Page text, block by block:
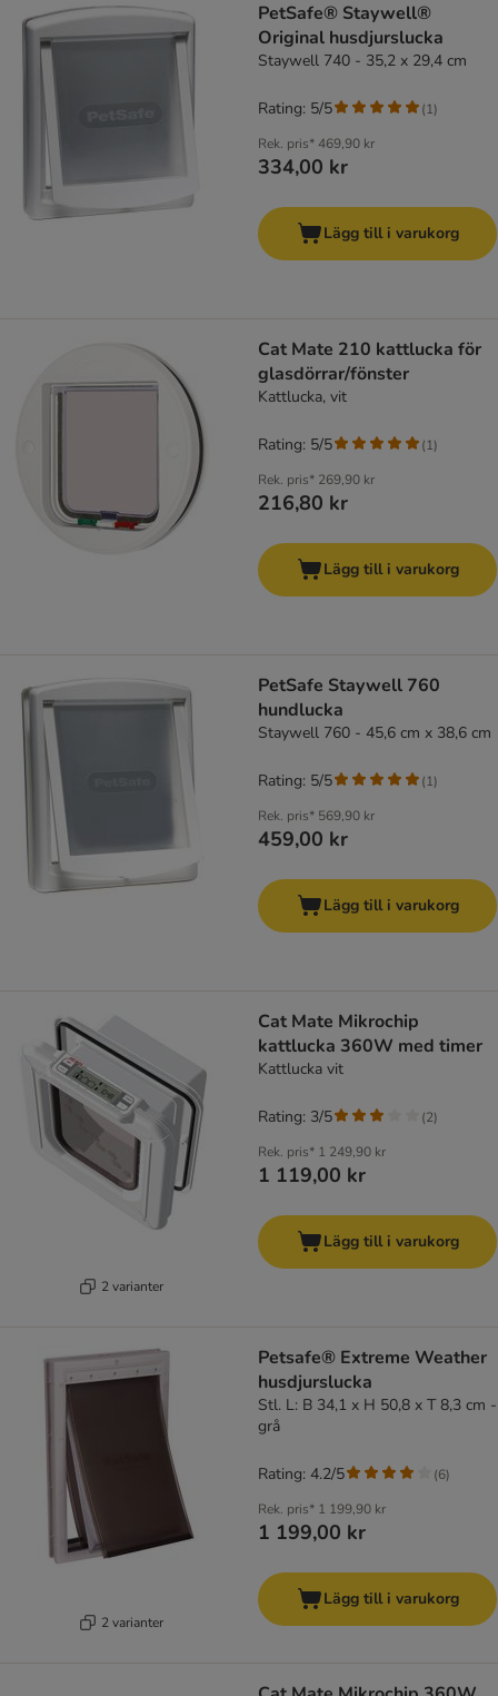
PetSafe® Staywell®
Original husdjurslucka
Staywell 740 - 35,2 x 29,4 cm
Rek. pris*469,90 kr
334,00 kr
Rating: 5/5 (1)
Lägg till i varukorg
Cat Mate 210 kattlucka för
glasdörrar/fönster
Kattlucka, vit
Rek. pris* 269,90 kr
216,80 kr
Rating: 5/5 (1)
Lägg till i varukorg
PetSafe Staywell 760
hundlucka
Staywell 760 - 45,6 cm x 38,6 cm
Rek. pris* 569,90 kr
459,00 kr
Rating: 5/5 (1)
Lägg till i varukorg
2 varianter
Cat Mate Mikrochip
kattlucka 360W med timer
Kattlucka vit
Rek. pris* 1 249,90 kr
1 119,00 kr
Rating: 3/5 (2)
Lägg till i varukorg
2 varianter
Petsafe® Extreme Weather
husdjurslucka
Stl. L: B 34,1 x H 50,8 x T 8,3 cm -
grå
Rek. pris* 1 199,90 kr
1 199,00 kr
Rating: 4.2/5 (6)
Lägg till i varukorg